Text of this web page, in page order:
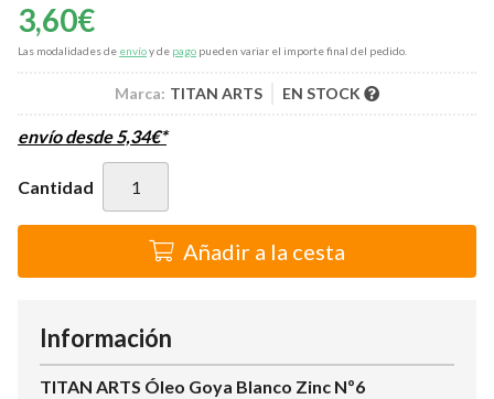
3,60€
Las modalidades de envíoy de pago pueden variar el importe final del pedido.
Marca: TITAN ARTS EN STOCK
envío desde5,34€*
Cantidad
Añadir a la cesta
Información
TITAN ARTS Óleo Goya Blanco Zinc Nº6